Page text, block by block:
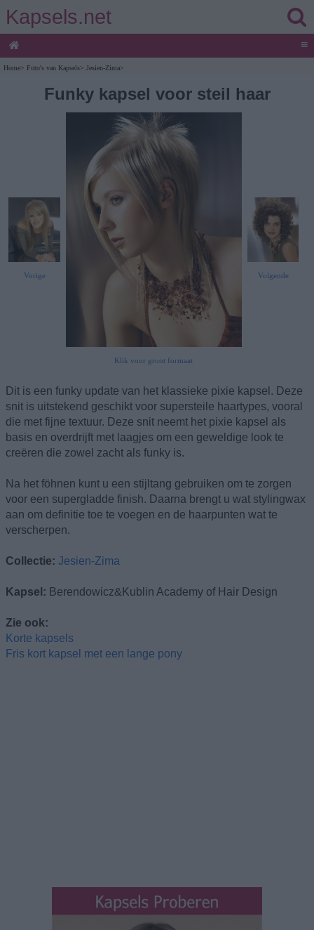
Kapsels.net
≡
Home> Foto's van Kapsels> Jesien-Zima>
Funky kapsel voor steil haar
Vorige
Klik voor groot formaat
Volgende
Dit is een funky update van het klassieke pixie kapsel. Deze
snit is uitstekend geschikt voor supersteile haartypes, vooral
die met fijne textuur. Deze snit neemt het pixie kapsel als
basis en overdrijft met laagjes om een geweldige look te
creëren die zowel zacht als funky is.
Na het föhnen kunt u een stijltang gebruiken om te zorgen
voor een supergladde finish. Daarna brengt u wat stylingwax
aan om definitie toe te voegen en de haarpunten wat te
verscherpen.
Collectie: Jesien-Zima
Kapsel: Berendowicz&Kublin Academy of Hair Design
Zie ook:
Korte kapsels
Fris kort kapsel met een lange pony